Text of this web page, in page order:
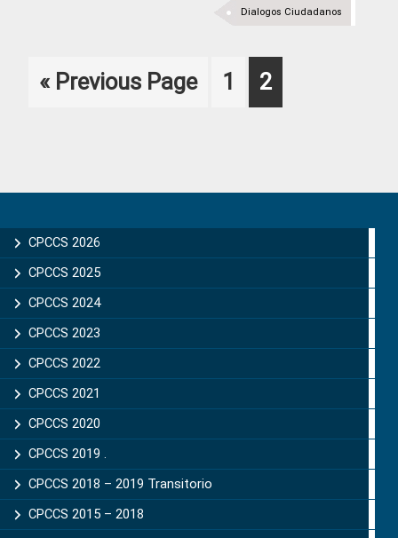
Dialogos Ciudadanos
« Go
Previous Page Page
1 Page
2
Sidebar
CPCCS 2026
CPCCS 2025
CPCCS 2024
CPCCS 2023
CPCCS 2022
CPCCS 2021
CPCCS 2020
CPCCS 2019 .
CPCCS 2018 – 2019 Transitorio
CPCCS 2015 – 2018